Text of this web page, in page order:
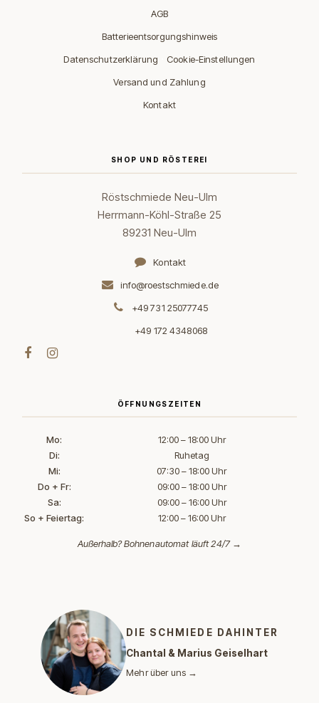
AGB
Batterieentsorgungshinweis
Datenschutzerklärung
Cookie-Einstellungen
Versand und Zahlung
Kontakt
SHOP UND RÖSTEREI
Röstschmiede Neu-Ulm
Herrmann-Köhl-Straße 25
89231 Neu-Ulm
Kontakt
info@roestschmiede.de
+49 731 25077745
+49 172 4348068
ÖFFNUNGSZEITEN
Mo:
12:00 – 18:00 Uhr
Di:
Ruhetag
Mi:
07:30 – 18:00 Uhr
Do + Fr:
09:00 – 18:00 Uhr
Sa:
09:00 – 16:00 Uhr
So + Feiertag:
12:00 – 16:00 Uhr
Außerhalb?Bohnenautomat läuft 24/7 →
DIE SCHMIEDE DAHINTER
Chantal & Marius Geiselhart
Mehr über uns →